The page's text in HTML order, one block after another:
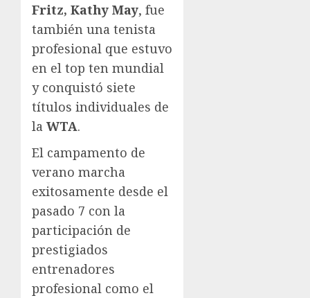
Fritz, Kathy May, fue
también una tenista
profesional que estuvo
en el top ten mundial
y conquistó siete
títulos individuales de
la WTA.
El campamento de
verano marcha
exitosamente desde el
pasado 7 con la
participación de
prestigiados
entrenadores
profesional como el